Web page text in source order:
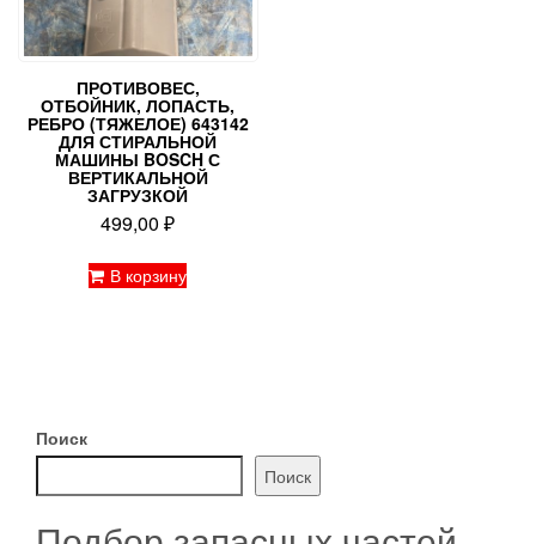
ПРОТИВОВЕС,
ОТБОЙНИК, ЛОПАСТЬ,
РЕБРО (ТЯЖЕЛОЕ) 643142
ДЛЯ СТИРАЛЬНОЙ
МАШИНЫ BOSCH С
ВЕРТИКАЛЬНОЙ
ЗАГРУЗКОЙ
499,00₽
В корзину
Поиск
Поиск